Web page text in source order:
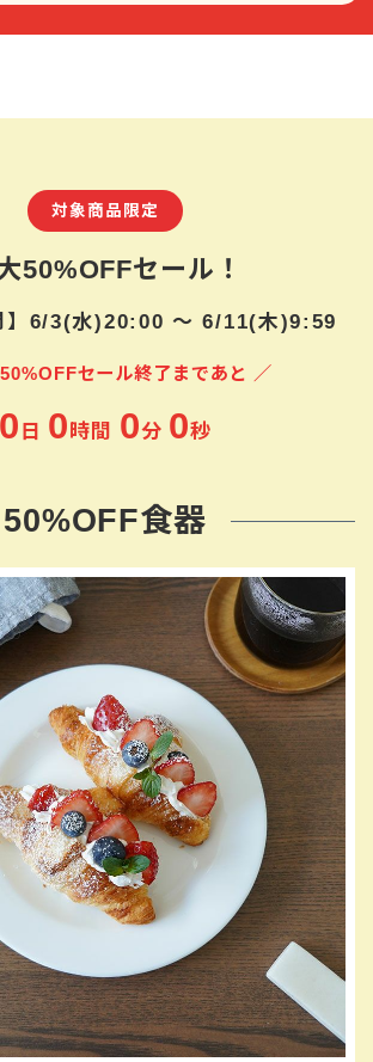
対象商品限定
50%OFFセール！
】6/3(水)20:00 ～ 6/11(木)9:59
セール終了まであと ／
0 日 0時間 0分 0秒
50%OFF食器